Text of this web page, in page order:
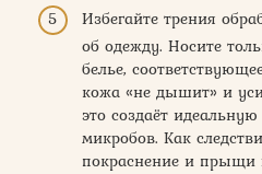
Избегайте трения
об одежду. Носите
белье,
кожа «не дышит» и
это создаёт
микробов. Как
покраснение и прыщи